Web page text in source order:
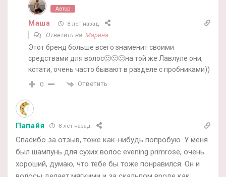
Автор
Маша 8 лет назад
Ответить на Марина
Этот бренд больше всего знаменит своими
средствами для волос🙂🙂🙂на той же Лавлуле они,
кстати, очень часто бывают в разделе с пробниками))
0 Ответить
Папайя 8 лет назад
Спасибо за отзыв, тоже как-нибудь попробую. У меня
был шампунь для сухих волос evening primrose, очень
хороший, думаю, что тебе бы тоже понравился. Он и